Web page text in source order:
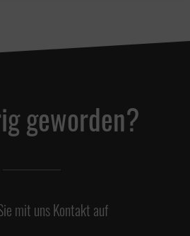
geworden?
mit uns Kontakt auf